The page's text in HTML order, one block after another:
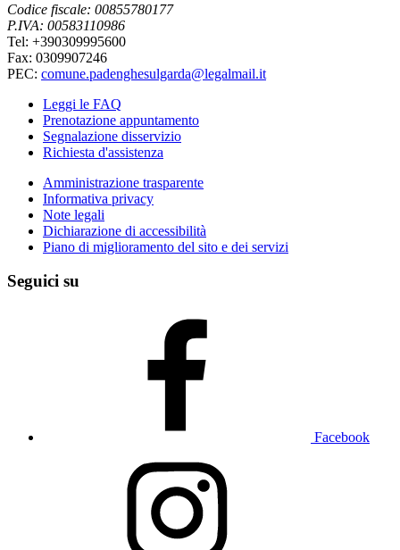
Codice fiscale: 00855780177
P.IVA: 00583110986
Tel: +390309995600
Fax: 0309907246
PEC: comune.padenghesulgarda@legalmail.it
Leggi le FAQ
Prenotazione appuntamento
Segnalazione disservizio
Richiesta d'assistenza
Amministrazione trasparente
Informativa privacy
Note legali
Dichiarazione di accessibilità
Piano di miglioramento del sito e dei servizi
Seguici su
Facebook